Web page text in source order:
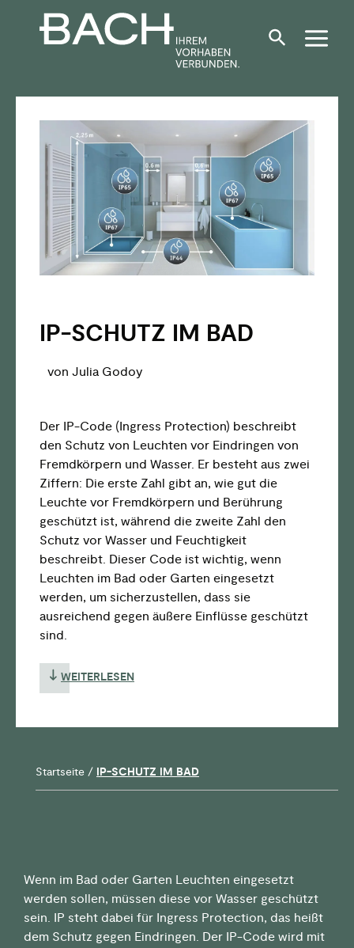
IP-SCHUTZ IM BAD
von Julia Godoy
Der IP-Code (Ingress Protection) beschreibt
den Schutz von Leuchten vor Eindringen von
Fremdkörpern und Wasser. Er besteht aus zwei
Ziffern: Die erste Zahl gibt an, wie gut die
Leuchte vor Fremdkörpern und Berührung
geschützt ist, während die zweite Zahl den
Schutz vor Wasser und Feuchtigkeit
beschreibt. Dieser Code ist wichtig, wenn
Leuchten im Bad oder Garten eingesetzt
werden, um sicherzustellen, dass sie
ausreichend gegen äußere Einflüsse geschützt
sind.
WEITERLESEN
Startseite / IP-SCHUTZ IM BAD
Wenn im Bad oder Garten Leuchten eingesetzt
werden sollen, müssen diese vor Wasser geschützt
sein. IP steht dabei für Ingress Protection, das heißt
dem Schutz gegen Eindringen. Der IP-Code wird mit